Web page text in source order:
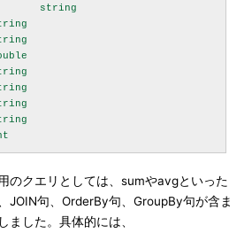
のクエリとしては、sumやavgといった
JOIN句、OrderBy句、GroupBy句が含ま
ました。具体的には、